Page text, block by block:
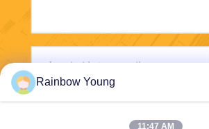
Rainbow Young
11:47 AM